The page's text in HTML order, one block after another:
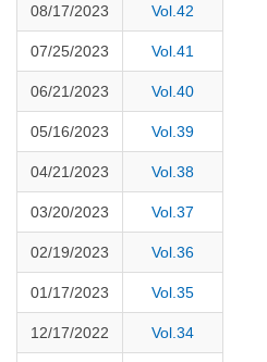
08/17/2023 Vol.42
07/25/2023 Vol.41
06/21/2023 Vol.40
05/16/2023 Vol.39
04/21/2023 Vol.38
03/20/2023 Vol.37
02/19/2023 Vol.36
01/17/2023 Vol.35
12/17/2022 Vol.34